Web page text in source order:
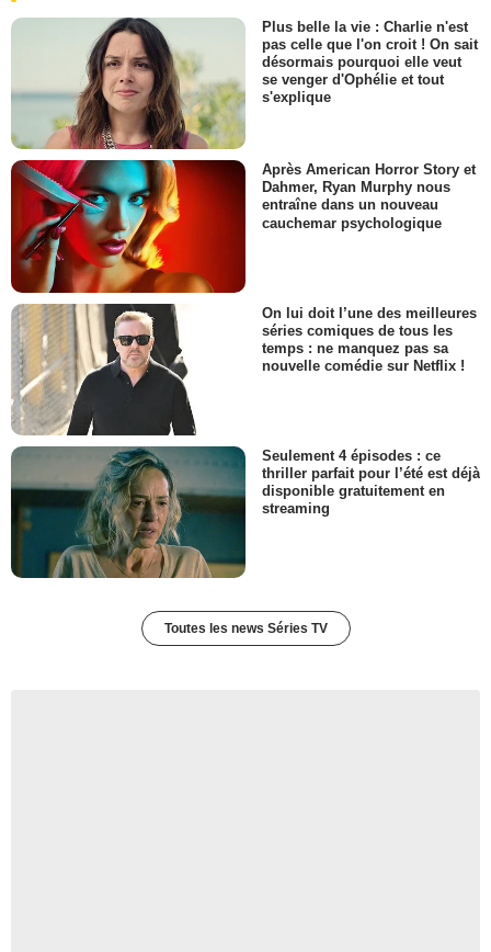
Plus belle la vie : Charlie n'est
pas celle que l'on croit ! On sait
désormais pourquoi elle veut
se venger d'Ophélie et tout
s'explique
Après American Horror Story et
Dahmer, Ryan Murphy nous
entraîne dans un nouveau
cauchemar psychologique
On lui doit l’une des meilleures
séries comiques de tous les
temps : ne manquez pas sa
nouvelle comédie sur Netflix !
Seulement 4 épisodes : ce
thriller parfait pour l’été est déjà
disponible gratuitement en
streaming
Toutes les news Séries TV